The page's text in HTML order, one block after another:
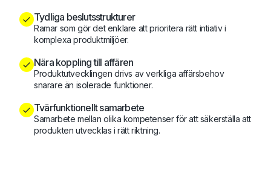
Tydliga beslutsstrukturer
Ramar som gör det enklare att prioritera rätt intiativ i
komplexa produktmiljöer.
Nära koppling till affären
Produktutvecklingen drivs av verkliga affärsbehov
snarare än isolerade funktioner.
Tvärfunktionellt samarbete
Samarbete mellan olika kompetenser för att säkerställa att
produkten utvecklas i rätt riktning.